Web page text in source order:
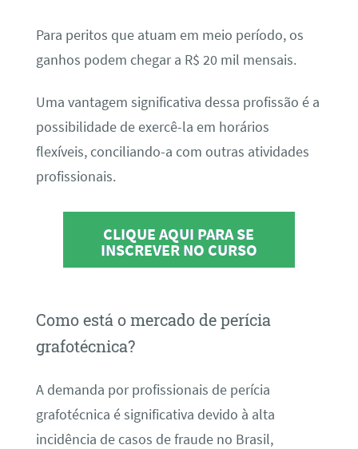
Para peritos que atuam em meio período, os
ganhos podem chegar a R$ 20 mil mensais.
Uma vantagem significativa dessa profissão é a
possibilidade de exercê-la em horários
flexíveis, conciliando-a com outras atividades
profissionais.
CLIQUE AQUI PARA SE
INSCREVER NO CURSO
Como está o mercado de perícia
grafotécnica?
A demanda por profissionais de perícia
grafotécnica é significativa devido à alta
incidência de casos de fraude no Brasil,